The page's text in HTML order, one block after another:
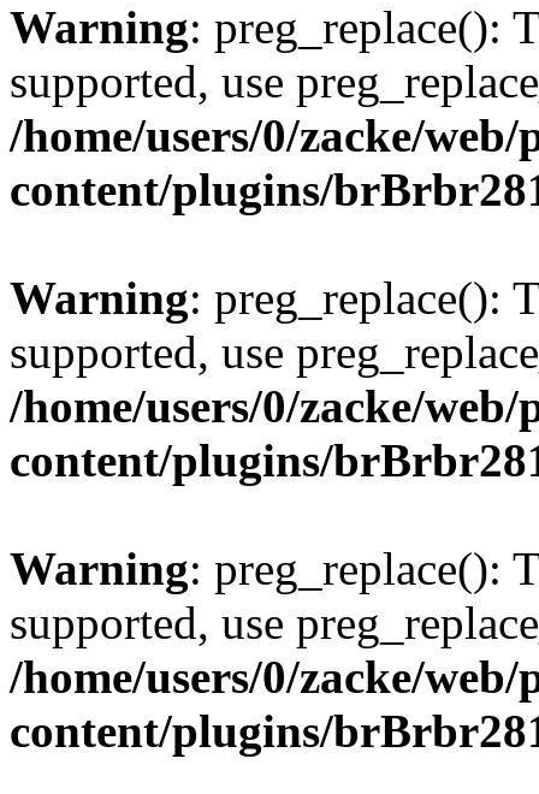
Warning: preg_replace():
supported, use
/home/users/0/zacke/
content/plugins/
Warning: preg_replace():
supported, use
/home/users/0/zacke/
content/plugins/
Warning: preg_replace():
supported, use
/home/users/0/zacke/
content/plugins/